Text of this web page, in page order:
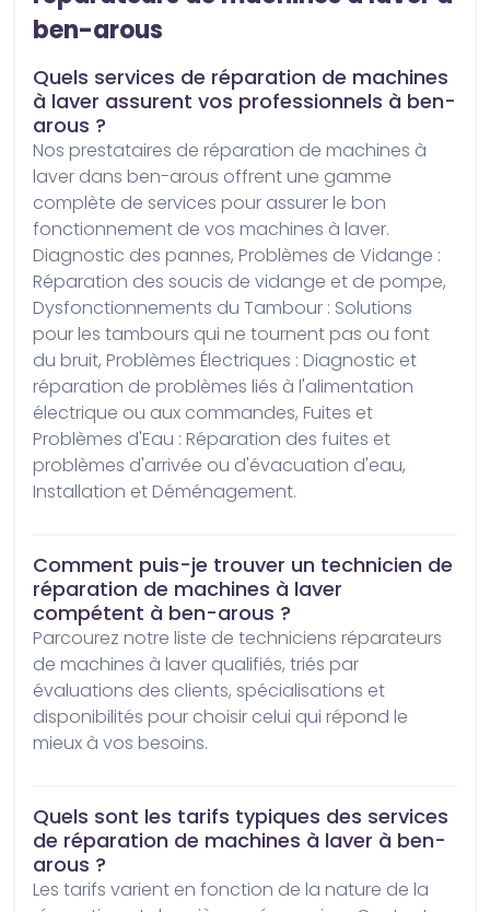
ben-arous
Quels services de réparation de machines
à laver assurent vos professionnels à ben-
arous ?
Nos prestataires de réparation de machines à
laver dans ben-arous offrent une gamme
complète de services pour assurer le bon
fonctionnement de vos machines à laver.
Diagnostic des pannes, Problèmes de Vidange :
Réparation des soucis de vidange et de pompe,
Dysfonctionnements du Tambour : Solutions
pour les tambours qui ne tournent pas ou font
du bruit, Problèmes Électriques : Diagnostic et
réparation de problèmes liés à l'alimentation
électrique ou aux commandes, Fuites et
Problèmes d'Eau : Réparation des fuites et
problèmes d'arrivée ou d'évacuation d'eau,
Installation et Déménagement.
Comment puis-je trouver un technicien de
réparation de machines à laver
compétent à ben-arous ?
Parcourez notre liste de techniciens réparateurs
de machines à laver qualifiés, triés par
évaluations des clients, spécialisations et
disponibilités pour choisir celui qui répond le
mieux à vos besoins.
Quels sont les tarifs typiques des services
de réparation de machines à laver à ben-
arous ?
Les tarifs varient en fonction de la nature de la